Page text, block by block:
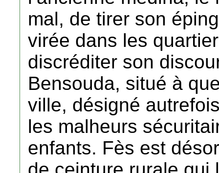
mal, de tirer son
virée dans les
discréditer son
Bensouda, situé à
ville, désigné
les malheurs
enfants. Fès est